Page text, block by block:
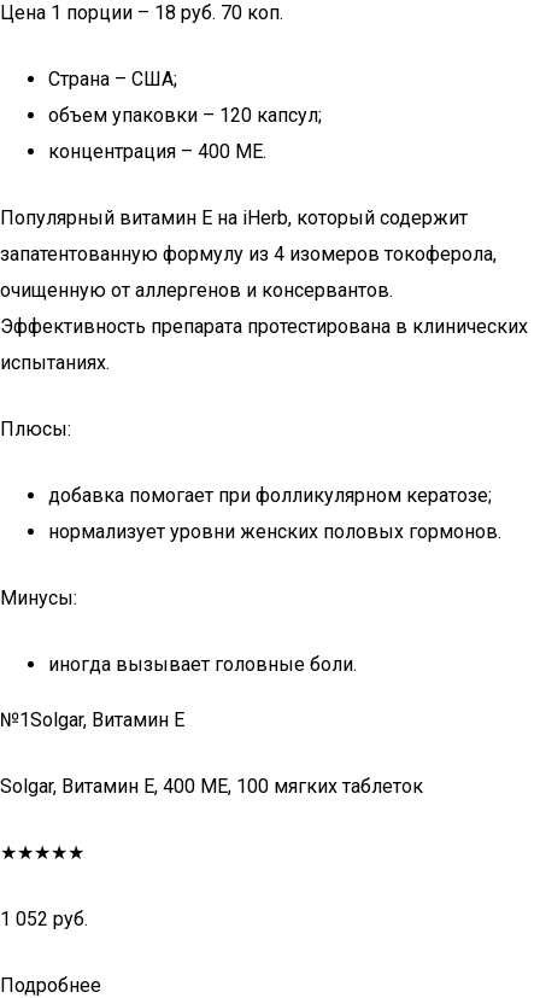
Цена 1 порции – 18 руб. 70 коп.
Страна – США;
объем упаковки – 120 капсул;
концентрация – 400 МЕ.
Популярный витамин E на iHerb, который содержит
запатентованную формулу из 4 изомеров токоферола,
очищенную от аллергенов и консервантов.
Эффективность препарата протестирована в клинических
испытаниях.
Плюсы:
добавка помогает при фолликулярном кератозе;
нормализует уровни женских половых гормонов.
Минусы:
иногда вызывает головные боли.
№1Solgar, Витамин E
Solgar, Витамин E, 400 МЕ, 100 мягких таблеток
★★★★★
1 052 руб.
Подробнее